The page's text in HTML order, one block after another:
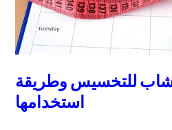
للتخسيس وطريقة
استخدامها